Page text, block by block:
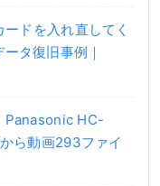
ドを入れ直してく
タ復旧事例｜
Panasonic HC-
ら動画293ファイ